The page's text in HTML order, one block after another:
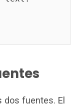
dos fuentes. El